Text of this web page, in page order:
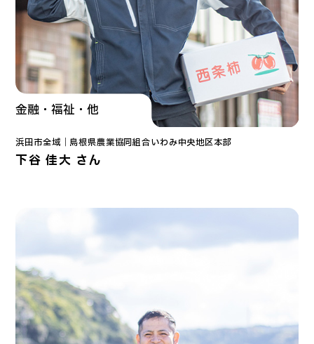
金融・福祉・他
浜田市全域｜ 島根県農業協同組合いわみ中央地区本部
下谷 佳大 さん